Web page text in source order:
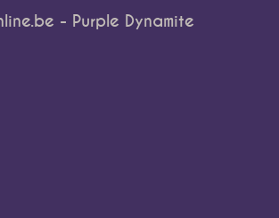
- Purple Dynamite